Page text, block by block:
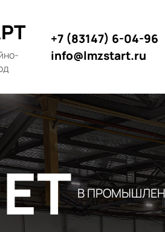
+7 (83147) 6-04-96
info@lmzstart.ru
В